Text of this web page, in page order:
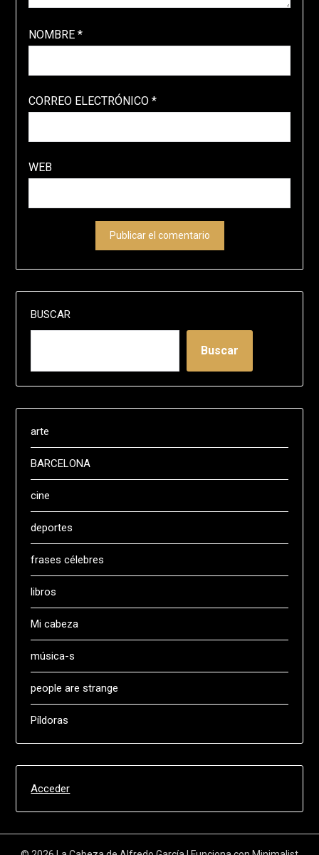
NOMBRE *
CORREO ELECTRÓNICO *
WEB
BUSCAR
Buscar
arte
BARCELONA
cine
deportes
frases célebres
libros
Mi cabeza
música-s
people are strange
Píldoras
Acceder